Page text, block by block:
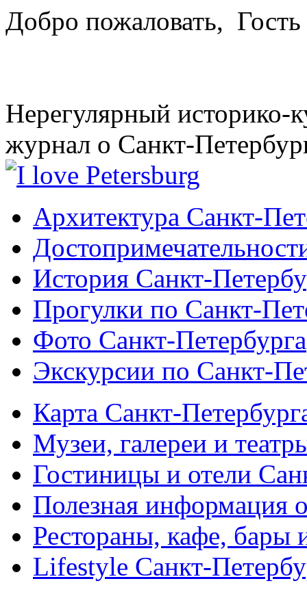
Добро пожаловать, Гость
Нерегулярный историко-
журнал о Санкт-
Архитектура Санкт-
История Санкт-
Прогулки по Санкт-
Фото Санкт-Петербурга
Экскурсии по Санкт-
Карта Санкт-
Музеи, галереи и
Гостиницы и отели
Полезная информация
Рестораны, кафе, бары
Lifestyle Санкт-